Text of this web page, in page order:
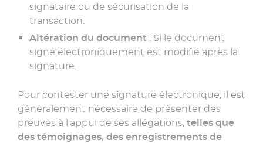
signataire ou de sécurisation de la
transaction.
Altération du document : Si le document
signé électroniquement est modifié après la
signature.
Pour contester une signature électronique, il est
généralement nécessaire de présenter des
preuves à l'appui de ses allégations, telles que
des témoignages, des enregistrements de